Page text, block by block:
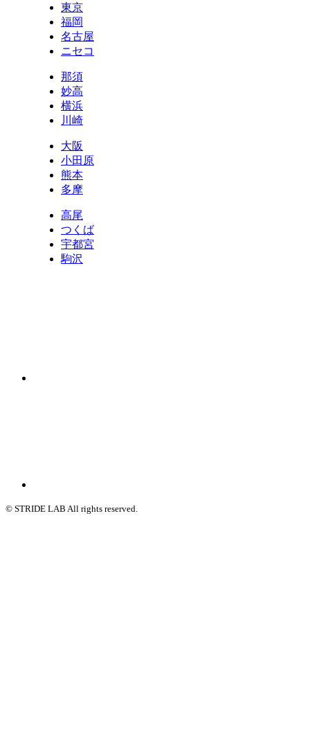
東京
福岡
名古屋
ニセコ
那須
妙高
横浜
川崎
大阪
小田原
熊本
多摩
高尾
つくば
宇都宮
駒沢
© STRIDE LAB All rights reserved.